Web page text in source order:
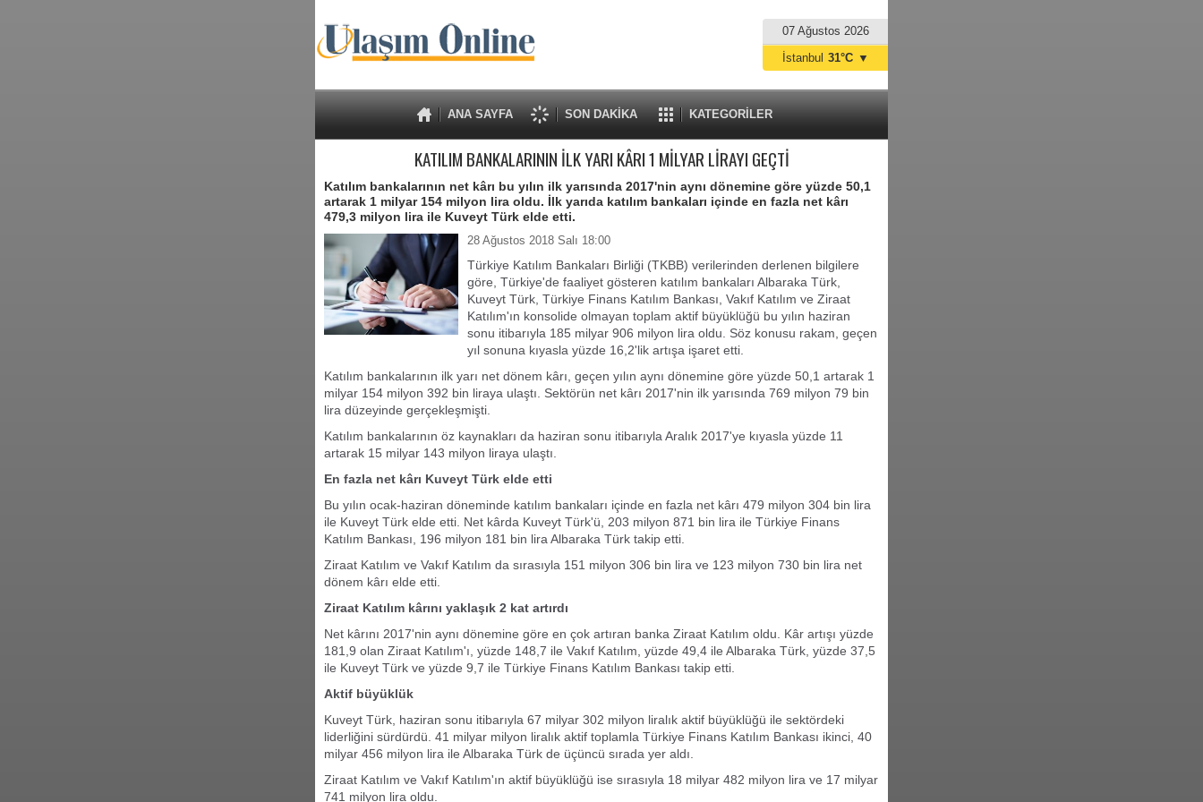
07 Ağustos 2026
ANA SAYFA SON DAKİKA KATEGORİLER
İstanbul 31°C ▼
KATILIM BANKALARININ İLK YARI KÂRI 1 MİLYAR LİRAYI GEÇTİ
Katılım bankalarının net kârı bu yılın ilk yarısında 2017'nin aynı dönemine göre yüzde 50,1
artarak 1 milyar 154 milyon lira oldu. İlk yarıda katılım bankaları içinde en fazla net kârı
479,3 milyon lira ile Kuveyt Türk elde etti.
28 Ağustos 2018 Salı 18:00
Türkiye Katılım Bankaları Birliği (TKBB) verilerinden derlenen bilgilere
göre, Türkiye'de faaliyet gösteren katılım bankaları Albaraka Türk,
Kuveyt Türk, Türkiye Finans Katılım Bankası, Vakıf Katılım ve Ziraat
Katılım'ın konsolide olmayan toplam aktif büyüklüğü bu yılın haziran
sonu itibarıyla 185 milyar 906 milyon lira oldu. Söz konusu rakam, geçen
yıl sonuna kıyasla yüzde 16,2'lik artışa işaret etti.
Katılım bankalarının ilk yarı net dönem kârı, geçen yılın aynı dönemine göre yüzde 50,1 artarak 1
milyar 154 milyon 392 bin liraya ulaştı. Sektörün net kârı 2017'nin ilk yarısında 769 milyon 79 bin
lira düzeyinde gerçekleşmişti.
Katılım bankalarının öz kaynakları da haziran sonu itibarıyla Aralık 2017'ye kıyasla yüzde 11
artarak 15 milyar 143 milyon liraya ulaştı.
En fazla net kârı Kuveyt Türk elde etti
Bu yılın ocak-haziran döneminde katılım bankaları içinde en fazla net kârı 479 milyon 304 bin lira
ile Kuveyt Türk elde etti. Net kârda Kuveyt Türk'ü, 203 milyon 871 bin lira ile Türkiye Finans
Katılım Bankası, 196 milyon 181 bin lira Albaraka Türk takip etti.
Ziraat Katılım ve Vakıf Katılım da sırasıyla 151 milyon 306 bin lira ve 123 milyon 730 bin lira net
dönem kârı elde etti.
Ziraat Katılım kârını yaklaşık 2 kat artırdı
Net kârını 2017'nin aynı dönemine göre en çok artıran banka Ziraat Katılım oldu. Kâr artışı yüzde
181,9 olan Ziraat Katılım'ı, yüzde 148,7 ile Vakıf Katılım, yüzde 49,4 ile Albaraka Türk, yüzde 37,5
ile Kuveyt Türk ve yüzde 9,7 ile Türkiye Finans Katılım Bankası takip etti.
Aktif büyüklük
Kuveyt Türk, haziran sonu itibarıyla 67 milyar 302 milyon liralık aktif büyüklüğü ile sektördeki
liderliğini sürdürdü. 41 milyar milyon liralık aktif toplamla Türkiye Finans Katılım Bankası ikinci, 40
milyar 456 milyon lira ile Albaraka Türk de üçüncü sırada yer aldı.
Ziraat Katılım ve Vakıf Katılım'ın aktif büyüklüğü ise sırasıyla 18 milyar 482 milyon lira ve 17 milyar
741 milyon lira oldu.